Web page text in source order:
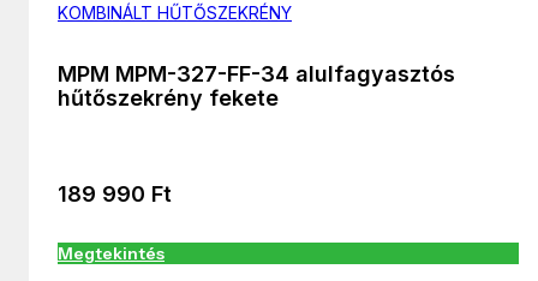
KOMBINÁLT HŰTŐSZEKRÉNY
MPM MPM-327-FF-34 alulfagyasztós
hűtőszekrény fekete
189 990 Ft
Megtekintés